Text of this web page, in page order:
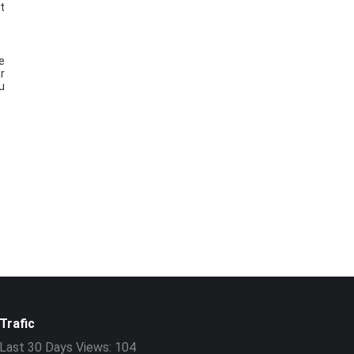
Trafic
Last 30 Days Views: 104